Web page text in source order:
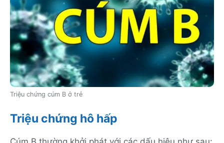
Triệu chứng cúm B ở trẻ
Triệu chứng hô hấp